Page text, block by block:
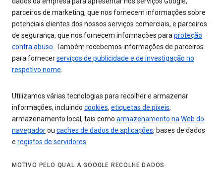
parceiros de marketing, que nos fornecem informações sobre
potenciais clientes dos nossos serviços comerciais, e parceiros
de segurança, que nos fornecem informações paraproteção
contra abuso. Também recebemos informações de parceiros
para fornecerserviços de publicidade e de investigação no
respetivo nome.
Utilizamos várias tecnologias para recolher e armazenar
informações, incluindo cookies, etiquetas de píxeis,
armazenamento local, tais como armazenamento na Web do
navegadorou caches de dados de aplicações, bases de dados
e registos de servidores.
MOTIVO PELO QUAL A GOOGLE RECOLHE DADOS